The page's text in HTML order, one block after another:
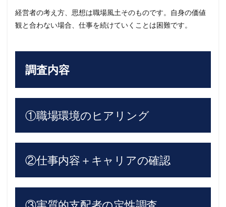
経営者の考え方、思想は職場風土そのものです。自身の価値
観と合わない場合、仕事を続けていくことは困難です。
調査内容
①職場環境のヒアリング
②仕事内容＋キャリアの確認